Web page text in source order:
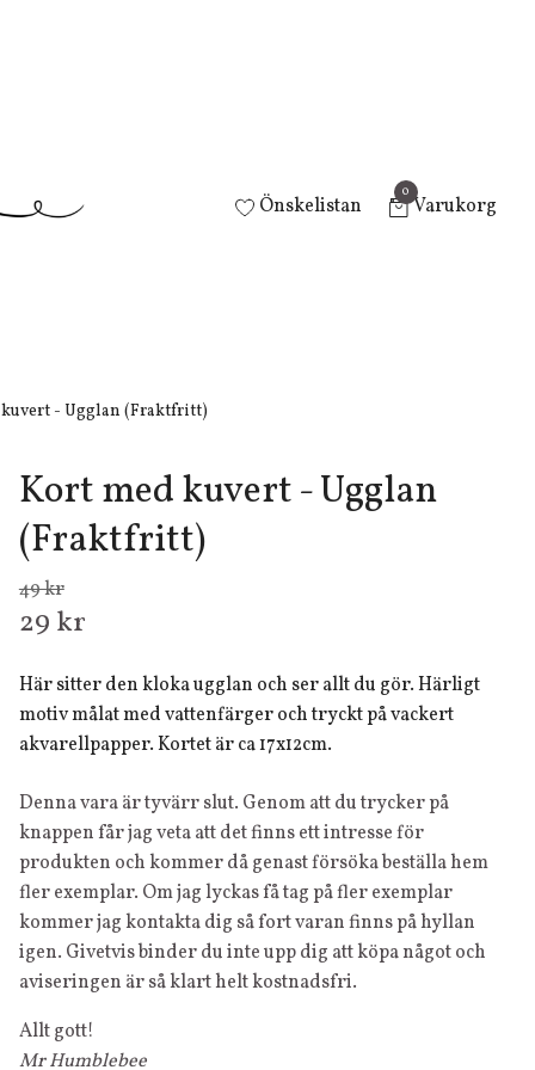
Önskelistan
0
Varukorg
- Ugglan (Fraktfritt)
Kort med kuvert - Ugglan
(Fraktfritt)
49 kr
29 kr
Här sitter den kloka ugglan och ser allt du gör. Härligt
motiv målat med vattenfärger och tryckt på vackert
akvarellpapper. Kortet är ca 17x12cm.
Denna vara är tyvärr slut. Genom att du trycker på
knappen får jag veta att det finns ett intresse för
produkten och kommer då genast försöka beställa hem
fler exemplar. Om jag lyckas få tag på fler exemplar
kommer jag kontakta dig så fort varan finns på hyllan
igen. Givetvis binder du inte upp dig att köpa något och
aviseringen är så klart helt kostnadsfri.
Allt gott!
Mr Humblebee